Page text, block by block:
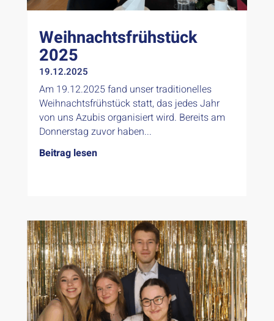
Weihnachtsfrühstück
2025
19.12.2025
Am 19.12.2025 fand unser traditionelles
Weihnachtsfrühstück statt, das jedes Jahr
von uns Azubis organisiert wird. Bereits am
Donnerstag zuvor haben...
Beitrag lesen